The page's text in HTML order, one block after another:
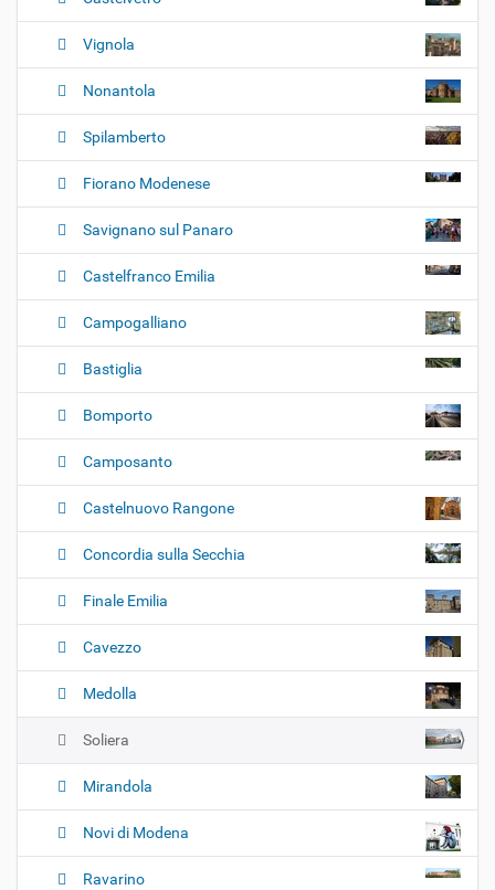
Vignola
Nonantola
Spilamberto
Fiorano Modenese
Savignano sul Panaro
Castelfranco Emilia
Campogalliano
Bastiglia
Bomporto
Camposanto
Castelnuovo Rangone
Concordia sulla Secchia
Finale Emilia
Cavezzo
Medolla
Soliera
Mirandola
Novi di Modena
Ravarino